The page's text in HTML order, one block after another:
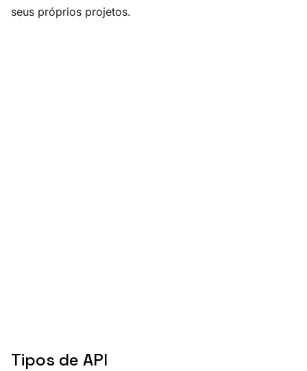
seus próprios projetos.
Tipos de API